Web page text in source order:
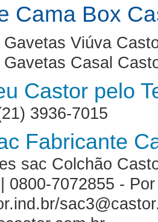
Cama Box
Viúva
Casal
Castor pelo
3936-7015
Fabricante
sac Colchão
0800-7072855 -